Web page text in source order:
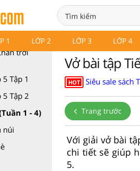
1 LỚP 2 LỚP 3 LỚP 4
5
trời
5 Tập 1
5 Tập 2
1 - 4)
núi
Vở bài tập
HOT Siêu sale sách
Trang trước
Với giải vở bài
chi tiết sẽ giúp
5.